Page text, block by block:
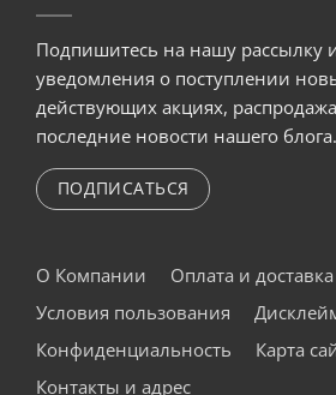
Подпишитесь на нашу рассылку
уведомления о поступлении
действующих акциях,
последние новости нашего блога.
ПОДПИСАТЬСЯ
О Компании
Оплата и доставка
Условия пользования
Конфиденциальность
Карта
Контакты и адрес